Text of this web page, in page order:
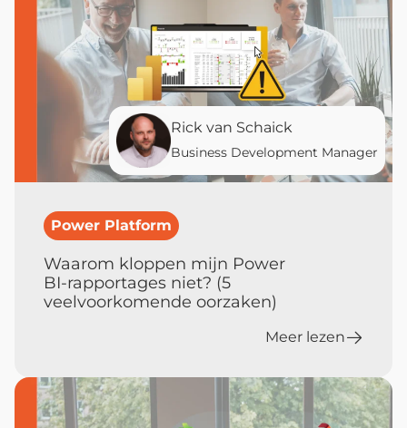
Rick van Schaick
Business Development Manager
Power Platform
Waarom kloppen mijn Power
BI‑rapportages niet? (5
veelvoorkomende oorzaken)
Meer lezen